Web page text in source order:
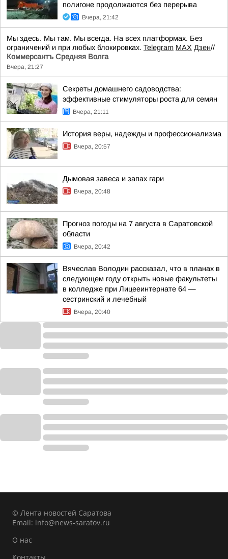
полигоне продолжаются без перерыва
Вчера, 21:42
Мы здесь. Мы там. Мы всегда. На всех платформах. Без
ограничений и при любых блокировках. Telegram MAX Дзен//
Коммерсантъ Средняя Волга
Вчера, 21:27
Секреты домашнего садоводства:
эффективные стимуляторы роста для семян
Вчера, 21:11
История веры, надежды и профессионализма
Вчера, 20:57
Дымовая завеса и запах гари
Вчера, 20:48
Прогноз погоды на 7 августа в Саратовской
области
Вчера, 20:42
Вячеслав Володин рассказал, что в планах в
следующем году открыть новые факультеты
в колледже при Лицееинтернате 64 —
сестринский и лечебный
Вчера, 20:40
© Лента новостей Саратова
Email: info@news-saratov.ru
О нас